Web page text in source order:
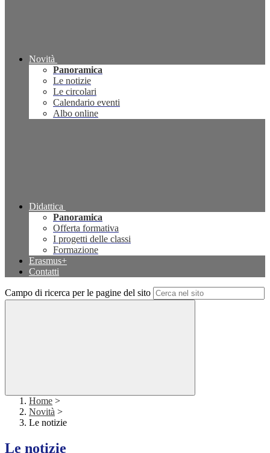
Novità
Panoramica
Le notizie
Le circolari
Calendario eventi
Albo online
Didattica
Panoramica
Offerta formativa
I progetti delle classi
Formazione
Erasmus+
Contatti
Campo di ricerca per le pagine del sito
Home >
Novità >
Le notizie
Le notizie